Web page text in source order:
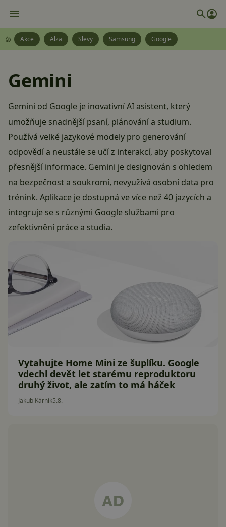
Akce Alza Slevy Samsung Google
Gemini
Gemini od Google je inovativní AI asistent, který
umožňuje snadnější psaní, plánování a studium.
Používá velké jazykové modely pro generování
odpovědí a neustále se učí z interakcí, aby poskytoval
přesnější informace. Gemini je designován s ohledem
na bezpečnost a soukromí, nevyužívá osobní data pro
trénink. Aplikace je dostupná ve více než 40 jazycích a
integruje se s různými Google službami pro
zefektivnění práce a studia.
Vytahujte Home Mini ze šuplíku. Google
vdechl devět let starému reproduktoru
druhý život, ale zatím to má háček
Jakub Kárník5.8.